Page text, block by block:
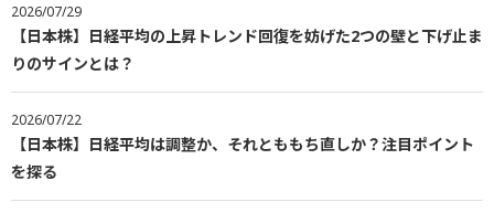
2026/07/29
【日本株】日経平均の上昇トレンド回復を妨げた2つの壁と下げ止ま
りのサインとは？
2026/07/22
【日本株】日経平均は調整か、それとももち直しか？注目ポイント
を探る